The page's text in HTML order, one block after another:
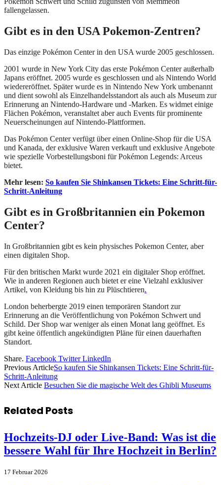
fallengelassen.
Gibt es in den USA Pokemon-Zentren?
Das einzige Pokémon Center in den USA wurde 2005 geschlossen.
2001 wurde in New York City das erste Pokémon Center außerhalb
Japans eröffnet. 2005 wurde es geschlossen und als Nintendo World
wiedereröffnet. Später wurde es in Nintendo New York umbenannt
und dient sowohl als Einzelhandelsstandort als auch als Museum zur
Erinnerung an Nintendo-Hardware und -Marken. Es widmet einige
Flächen Pokémon, veranstaltet aber auch Events für prominente
Neuerscheinungen auf Nintendo-Plattformen.
Das Pokémon Center verfügt über einen Online-Shop für die USA
und Kanada, der exklusive Waren verkauft und exklusive Angebote
wie spezielle Vorbestellungsboni für Pokémon Legends: Arceus
bietet.
Mehr lesen: So kaufen Sie Shinkansen Tickets: Eine Schritt-für-
Schritt-Anleitung
Gibt es in Großbritannien ein Pokemon
Center?
In Großbritannien gibt es kein physisches Pokemon Center, aber
einen digitalen Shop.
Für den britischen Markt wurde 2021 ein digitaler Shop eröffnet.
Wie in anderen Regionen auch bietet er eine Vielzahl exklusiver
Artikel, von Kleidung bis hin zu Plüschtieren.
London beherbergte 2019 einen temporären Standort zur
Erinnerung an die Veröffentlichung von Pokémon Schwert und
Schild. Der Shop war weniger als einen Monat lang geöffnet. Es
gibt keine öffentlich angekündigten Pläne für einen dauerhaften
Standort.
Share. Facebook Twitter LinkedIn
Previous ArticleSo kaufen Sie Shinkansen Tickets: Eine Schritt-für-
Schritt-Anleitung
Next Article Besuchen Sie die magische Welt des Ghibli Museums
Related Posts
Hochzeits-DJ oder Live-Band: Was ist die
bessere Wahl für Ihre Hochzeit in Berlin?
17 Februar 2026